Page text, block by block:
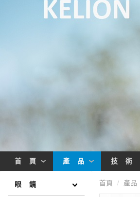
首 頁 產 品 技 術
眼 鏡 首頁 / 產品